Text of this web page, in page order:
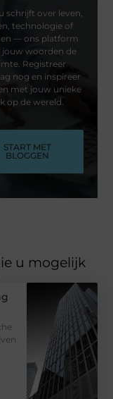
schrijft over leven,
technologie of
— ons platform
jouw woorden de
Registreer
nog en inspireer
met jouw unieke
op de wereld.
START MET
BLOGGEN
u mogelijk